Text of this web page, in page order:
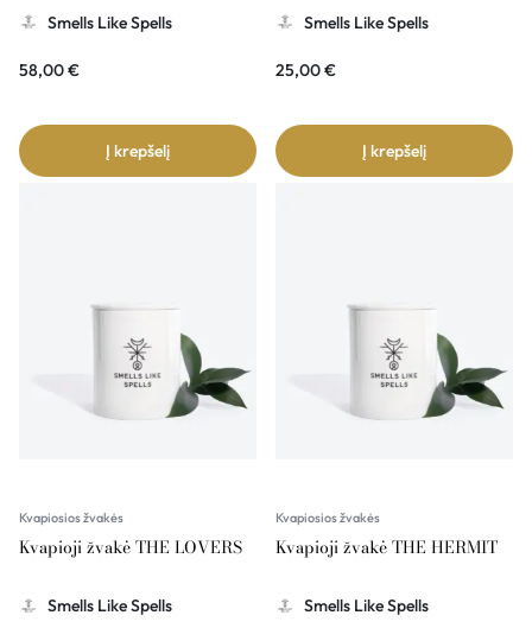
Smells Like Spells
58,00€
Į krepšelį
Smells Like Spells
25,00€
Į krepšelį
Kvapiosios žvakės
Kvapioji žvakė THE LOVERS
Smells Like Spells
Kvapiosios žvakės
Kvapioji žvakė THE HERMIT
Smells Like Spells